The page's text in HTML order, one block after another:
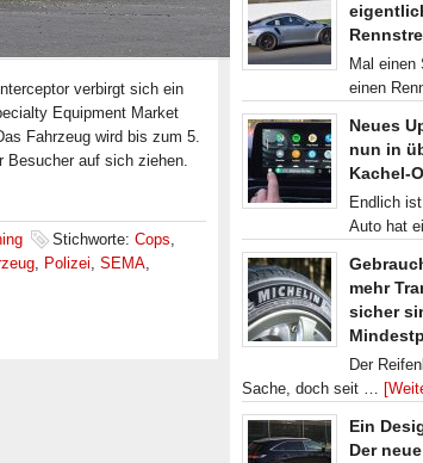
verbirgt sich ein
Equipment Market
Fahrzeug wird bis zum 5.
Besucher auf sich ziehen.
Stichworte: Cops,
, Polizei, SEMA,
Mal einen
einen
Neues
nun in
Kachel-
Endlich
Auto hat
mehr
sicher
Der
Sache, doch seit …
Ein
Der